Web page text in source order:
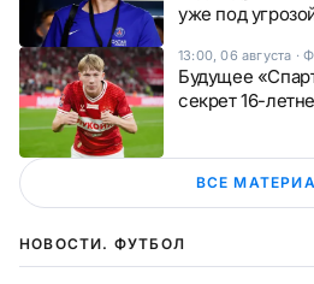
уже под
13:00, 06 августа ·
Будущее
секрет 16-
ВСЕ
НОВОСТИ. ФУТБОЛ